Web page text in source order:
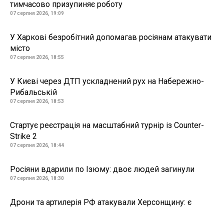
тимчасово призупиняє роботу
07 серпня 2026, 19:09
У Харкові безробітний допомагав росіянам атакувати
місто
07 серпня 2026, 18:55
У Києві через ДТП ускладнений рух на Набережно-
Рибальській
07 серпня 2026, 18:53
Стартує реєстрація на масштабний турнір із Counter-
Strike 2
07 серпня 2026, 18:44
Росіяни вдарили по Ізюму: двоє людей загинули
07 серпня 2026, 18:30
Дрони та артилерія РФ атакували Херсонщину: є